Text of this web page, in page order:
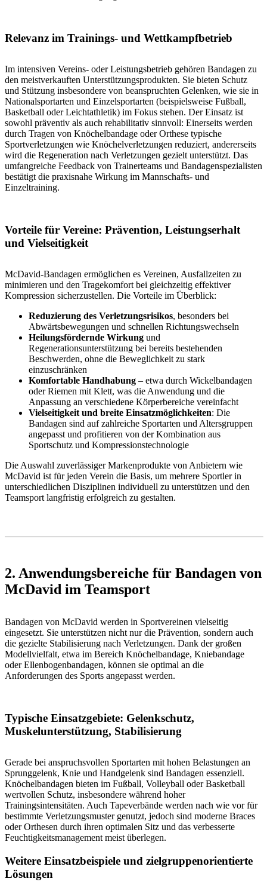
Relevanz im Trainings- und Wettkampfbetrieb
Im intensiven Vereins- oder Leistungsbetrieb gehören Bandagen zu
den meistverkauften Unterstützungsprodukten. Sie bieten Schutz
und Stützung insbesondere von beanspruchten Gelenken, wie sie in
Nationalsportarten und Einzelsportarten (beispielsweise Fußball,
Basketball oder Leichtathletik) im Fokus stehen. Der Einsatz ist
sowohl präventiv als auch rehabilitativ sinnvoll: Einerseits werden
durch Tragen von Knöchelbandage oder Orthese typische
Sportverletzungen wie Knöchelverletzungen reduziert, andererseits
wird die Regeneration nach Verletzungen gezielt unterstützt. Das
umfangreiche Feedback von Trainerteams und Bandagenspezialisten
bestätigt die praxisnahe Wirkung im Mannschafts- und
Einzeltraining.
Vorteile für Vereine: Prävention, Leistungserhalt
und Vielseitigkeit
McDavid-Bandagen ermöglichen es Vereinen, Ausfallzeiten zu
minimieren und den Tragekomfort bei gleichzeitig effektiver
Kompression sicherzustellen. Die Vorteile im Überblick:
Reduzierung des Verletzungsrisikos, besonders bei
Abwärtsbewegungen und schnellen Richtungswechseln
Heilungsfördernde Wirkung und
Regenerationsunterstützung bei bereits bestehenden
Beschwerden, ohne die Beweglichkeit zu stark
einzuschränken
Komfortable Handhabung – etwa durch Wickelbandagen
oder Riemen mit Klett, was die Anwendung und die
Anpassung an verschiedene Körperbereiche vereinfacht
Vielseitigkeit und breite Einsatzmöglichkeiten: Die
Bandagen sind auf zahlreiche Sportarten und Altersgruppen
angepasst und profitieren von der Kombination aus
Sportschutz und Kompressionstechnologie
Die Auswahl zuverlässiger Markenprodukte von Anbietern wie
McDavid ist für jeden Verein die Basis, um mehrere Sportler in
unterschiedlichen Disziplinen individuell zu unterstützen und den
Teamsport langfristig erfolgreich zu gestalten.
2. Anwendungsbereiche für Bandagen von
McDavid im Teamsport
Bandagen von McDavid werden in Sportvereinen vielseitig
eingesetzt. Sie unterstützen nicht nur die Prävention, sondern auch
die gezielte Stabilisierung nach Verletzungen. Dank der großen
Modellvielfalt, etwa im Bereich Knöchelbandage, Kniebandage
oder Ellenbogenbandagen, können sie optimal an die
Anforderungen des Sports angepasst werden.
Typische Einsatzgebiete: Gelenkschutz,
Muskelunterstützung, Stabilisierung
Gerade bei anspruchsvollen Sportarten mit hohen Belastungen an
Sprunggelenk, Knie und Handgelenk sind Bandagen essenziell.
Knöchelbandagen bieten im Fußball, Volleyball oder Basketball
wertvollen Schutz, insbesondere während hoher
Trainingsintensitäten. Auch Tapeverbände werden nach wie vor für
bestimmte Verletzungsmuster genutzt, jedoch sind moderne Braces
oder Orthesen durch ihren optimalen Sitz und das verbesserte
Feuchtigkeitsmanagement meist überlegen.
Weitere Einsatzbeispiele und zielgruppenorientierte
Lösungen